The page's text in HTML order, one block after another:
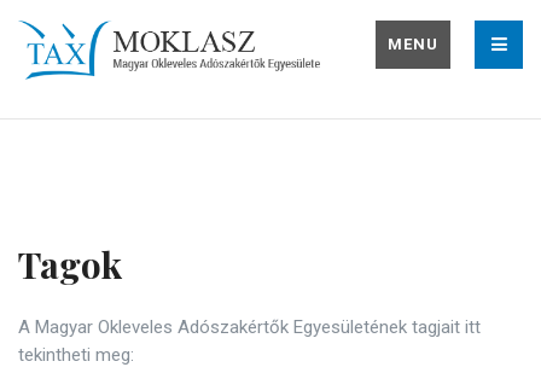
MENU
Tagok
A Magyar Okleveles Adószakértők Egyesületének tagjait itt
tekintheti meg: